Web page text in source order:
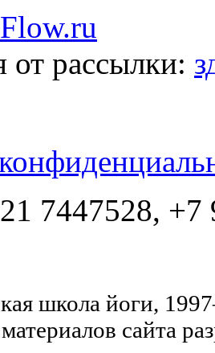
от рассылки:
7447528, +7
школа йоги,
сайта